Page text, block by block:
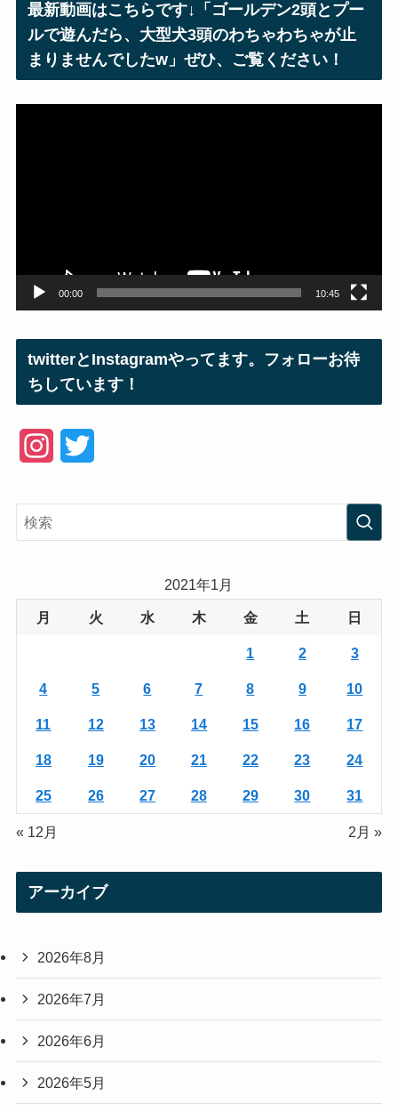
ス
最新動画はこちらです↓「ゴールデン2頭とプー
ルで遊んだら、大型犬3頭のわちゃわちゃが止
まりませんでしたw」ぜひ、ご覧ください！
00:00 10:45
twitterとInstagramやってます。フォローお待
ちしています！
e
2021年1月
月 火 水 木 金 土 日
1 2 3
4 5 6 7 8 9 10
11 12 13 14 15 16 17
18 19 20 21 22 23 24
25 26 27 28 29 30 31
« 12月 2月 »
アーカイブ
2026年8月
2026年7月
2026年6月
2026年5月